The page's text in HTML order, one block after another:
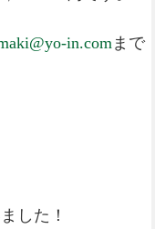
in.comまで
した！